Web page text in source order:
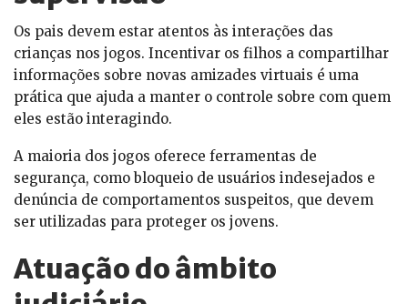
Os pais devem estar atentos às interações das
crianças nos jogos. Incentivar os filhos a compartilhar
informações sobre novas amizades virtuais é uma
prática que ajuda a manter o controle sobre com quem
eles estão interagindo.
A maioria dos jogos oferece ferramentas de
segurança, como bloqueio de usuários indesejados e
denúncia de comportamentos suspeitos, que devem
ser utilizadas para proteger os jovens.
Atuação do âmbito